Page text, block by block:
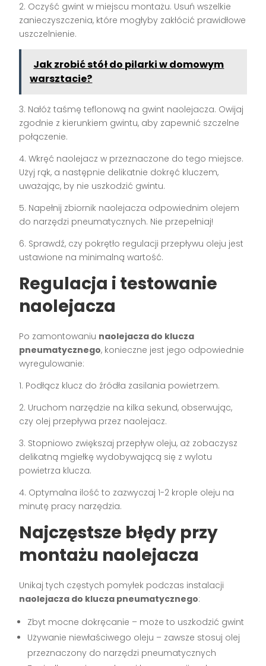
2. Oczyść gwint w miejscu montażu. Usuń wszelkie
zanieczyszczenia, które mogłyby zakłócić prawidłowe
uszczelnienie.
Jak zrobić stół do pilarki w domowym
warsztacie?
3. Nałóż taśmę teflonową na gwint naolejacza. Owijaj
zgodnie z kierunkiem gwintu, aby zapewnić szczelne
połączenie.
4. Wkręć naolejacz w przeznaczone do tego miejsce.
Użyj rąk, a następnie delikatnie dokręć kluczem,
uważając, by nie uszkodzić gwintu.
5. Napełnij zbiornik naolejacza odpowiednim olejem
do narzędzi pneumatycznych. Nie przepełniaj!
6. Sprawdź, czy pokrętło regulacji przepływu oleju jest
ustawione na minimalną wartość.
Regulacja i testowanie
naolejacza
Po zamontowaniu naolejacza do klucza
pneumatycznego, konieczne jest jego odpowiednie
wyregulowanie:
1. Podłącz klucz do źródła zasilania powietrzem.
2. Uruchom narzędzie na kilka sekund, obserwując,
czy olej przepływa przez naolejacz.
3. Stopniowo zwiększaj przepływ oleju, aż zobaczysz
delikatną mgiełkę wydobywającą się z wylotu
powietrza klucza.
4. Optymalna ilość to zazwyczaj 1-2 krople oleju na
minutę pracy narzędzia.
Najczęstsze błędy przy
montażu naolejacza
Unikaj tych częstych pomyłek podczas instalacji
naolejacza do klucza pneumatycznego:
Zbyt mocne dokręcanie – może to uszkodzić gwint
Używanie niewłaściwego oleju – zawsze stosuj olej
przeznaczony do narzędzi pneumatycznych